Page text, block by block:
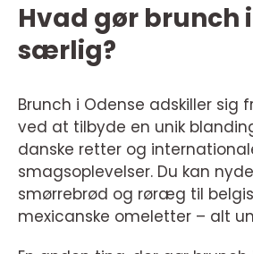
Hvad gør brunch
særlig?
Brunch i Odense adskiller sig
ved at tilbyde en unik
danske retter og
smagsoplevelser. Du kan
smørrebrød og røræg til
mexicanske omeletter – alt